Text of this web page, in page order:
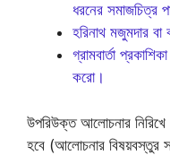
ধরনের সমাজচিত্র
হরিনাথ মজুমদার বা
গ্রামবার্তা
করো।
উপরিউক্ত আলোচনার
হবে (আলোচনার বিষয়বস্তুর